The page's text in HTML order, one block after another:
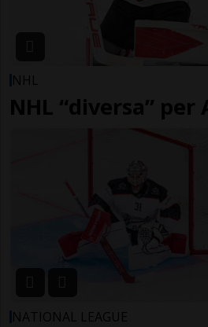
NHL
NHL “diversa” per
NATIONAL LEAGUE